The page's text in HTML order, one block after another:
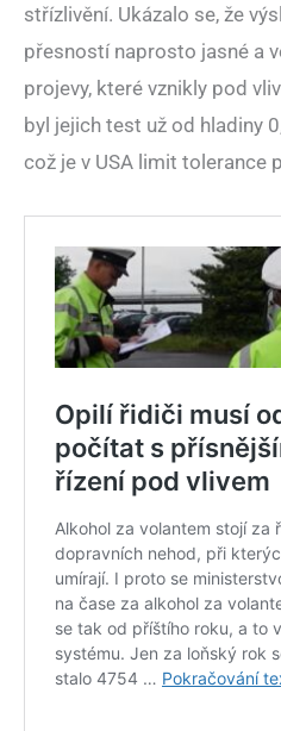
střízlivění. Ukázalo se, že
přesností naprosto jasné a
projevy, které vznikly pod
byl jejich test už od hladiny
což je v USA limit tolerance